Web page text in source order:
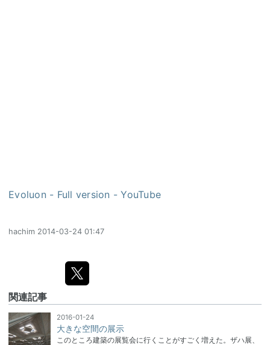
Evoluon - Full version - YouTube
hachim 2014-03-24 01:47
関連記事
2016-01-24
大きな空間の展示
このところ建築の展覧会に行くことがすごく増えた。ザハ展、